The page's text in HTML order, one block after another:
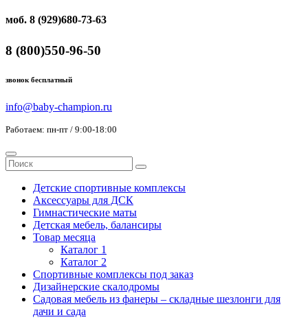
моб. 8 (929)680-73-63
8 (800)550-96-50
звонок бесплатный
info@baby-champion.ru
Работаем: пн-пт / 9:00-18:00
Детские спортивные комплексы
Аксессуары для ДСК
Гимнастические маты
Детская мебель, балансиры
Товар месяца
Каталог 1
Каталог 2
Спортивные комплексы под заказ
Дизайнерские скалодромы
Садовая мебель из фанеры – складные шезлонги для
дачи и сада